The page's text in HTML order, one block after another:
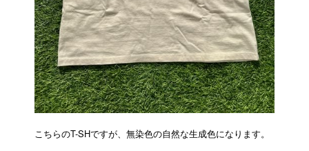
こちらのT-SHですが、無染色の自然な生成色になります。